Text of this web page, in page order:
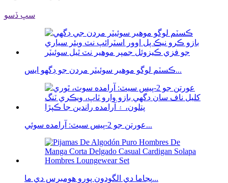
سڀ ڏسو
ڪسٽم لوگو موهير سوئيٽر مردن جو ڊگهو ايس...
عورتن جو 2-پيس سيٽ: آرامده سوئي...
پجاما دي الگودون پورو هومبرس دي ما...